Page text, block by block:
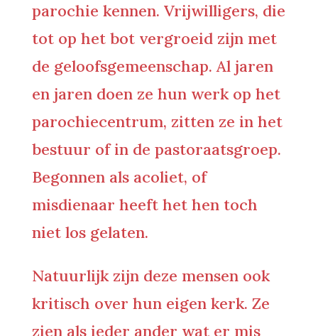
parochie kennen. Vrijwilligers, die
tot op het bot vergroeid zijn met
de geloofsgemeenschap. Al jaren
en jaren doen ze hun werk op het
parochiecentrum, zitten ze in het
bestuur of in de pastoraatsgroep.
Begonnen als acoliet, of
misdienaar heeft het hen toch
niet los gelaten.
Natuurlijk zijn deze mensen ook
kritisch over hun eigen kerk. Ze
zien als ieder ander wat er mis